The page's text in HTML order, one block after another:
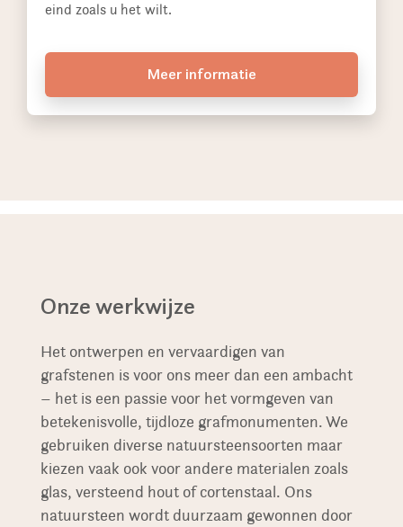
eind zoals u het wilt.
Meer informatie
Onze werkwijze
Het ontwerpen en vervaardigen van
grafstenen is voor ons meer dan een ambacht
– het is een passie voor het vormgeven van
betekenisvolle, tijdloze grafmonumenten. We
gebruiken diverse natuursteensoorten maar
kiezen vaak ook voor andere materialen zoals
glas, versteend hout of cortenstaal. Ons
natuursteen wordt duurzaam gewonnen door